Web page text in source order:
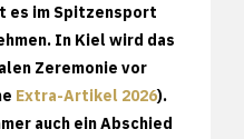
es im Spitzensport
In Kiel wird das
Zeremonie vor
Extra-Artikel 2026).
auch ein Abschied